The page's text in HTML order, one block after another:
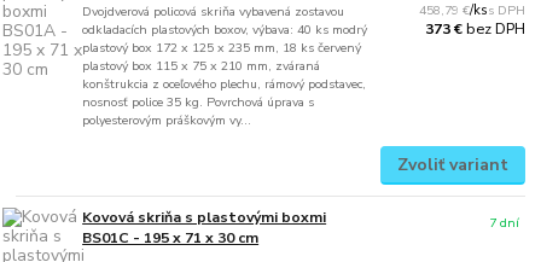
Dvojdverová policová skriňa vybavená zostavou
odkladacích plastových boxov, výbava: 40 ks modrý
plastový box 172 x 125 x 235 mm, 18 ks červený
plastový box 115 x 75 x 210 mm, zváraná
konštrukcia z oceľového plechu, rámový podstavec,
nosnosť police 35 kg. Povrchová úprava s
polyesterovým práškovým vy...
458,79 €/ks
373 €bez DPH
Zvoliť variant
Kovová skriňa s plastovými boxmi
BS01C - 195 x 71 x 30 cm
7 dní